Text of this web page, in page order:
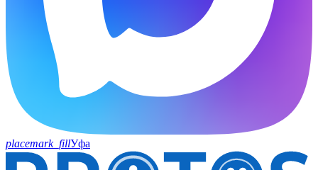
placemark_fillУфа